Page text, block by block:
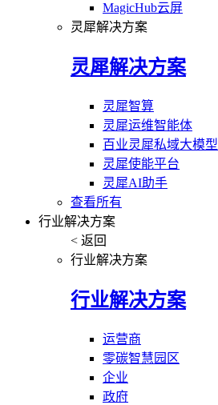
MagicHub云屏
灵犀解决方案
灵犀解决方案
灵犀智算
灵犀运维智能体
百业灵犀私域大模型
灵犀使能平台
灵犀AI助手
查看所有
行业解决方案
< 返回
行业解决方案
行业解决方案
运营商
零碳智慧园区
企业
政府